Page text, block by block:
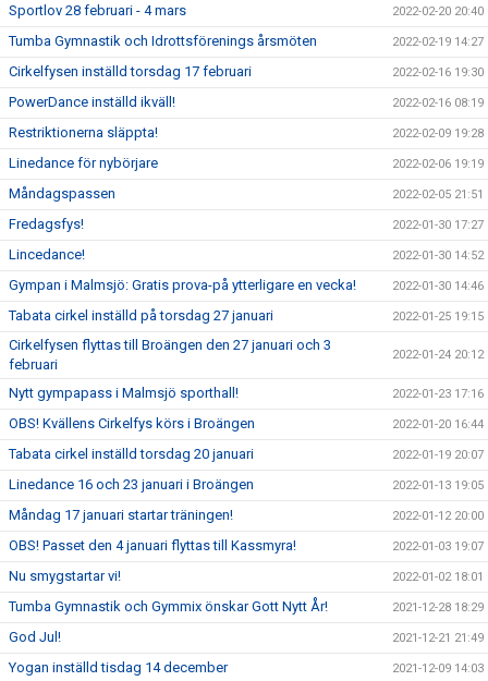
Sportlov 28 februari - 4 mars 2022-02-20 20:40
Tumba Gymnastik och Idrottsförenings årsmöten 2022-02-19 14:27
Cirkelfysen inställd torsdag 17 februari 2022-02-16 19:30
PowerDance inställd ikväll! 2022-02-16 08:19
Restriktionerna släppta! 2022-02-09 19:28
Linedance för nybörjare 2022-02-06 19:19
Måndagspassen 2022-02-05 21:51
Fredagsfys! 2022-01-30 17:27
Lincedance! 2022-01-30 14:52
Gympan i Malmsjö: Gratis prova-på ytterligare en vecka! 2022-01-30 14:46
Tabata cirkel inställd på torsdag 27 januari 2022-01-25 19:15
Cirkelfysen flyttas till Broängen den 27 januari och 3
februari
2022-01-24 20:12
Nytt gympapass i Malmsjö sporthall! 2022-01-23 17:16
OBS! Kvällens Cirkelfys körs i Broängen 2022-01-20 16:44
Tabata cirkel inställd torsdag 20 januari 2022-01-19 20:07
Linedance 16 och 23 januari i Broängen 2022-01-13 19:05
Måndag 17 januari startar träningen! 2022-01-12 20:00
OBS! Passet den 4 januari flyttas till Kassmyra! 2022-01-03 19:07
Nu smygstartar vi! 2022-01-02 18:01
Tumba Gymnastik och Gymmix önskar Gott Nytt År! 2021-12-28 18:29
God Jul! 2021-12-21 21:49
Yogan inställd tisdag 14 december 2021-12-09 14:03